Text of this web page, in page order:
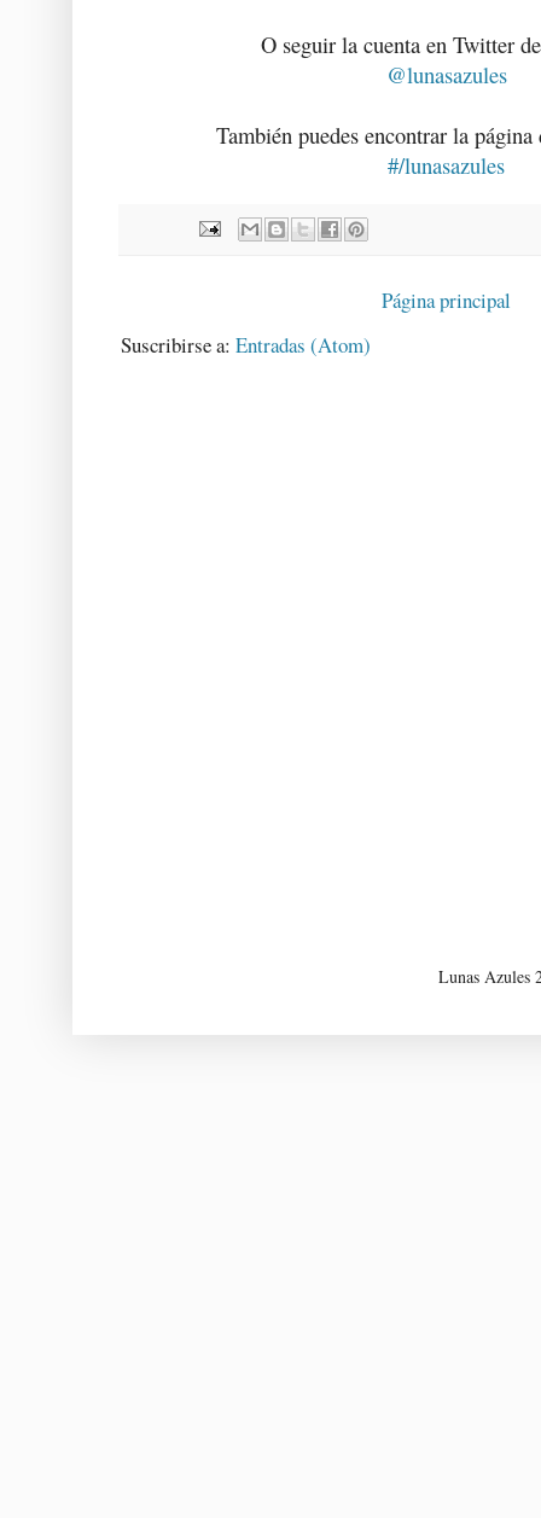
O seguir la cuenta en Twitter
@lunasazules
También puedes encontrar la
#/lunasazules
Página principal
Suscribirse a: Entradas (Atom)
Lunas Azules